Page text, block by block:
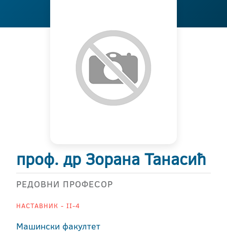
проф. др Зорана Танасић
РЕДОВНИ ПРОФЕСОР
НАСТАВНИК - II-4
Машински факултет